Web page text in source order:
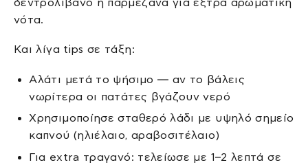
δεντρολίβανο ή παρμεζάνα για έξτρα αρωματική
νότα.
Και λίγα tips σε τάξη:
Αλάτι μετά το ψήσιμο — αν το βάλεις
νωρίτερα οι πατάτες βγάζουν νερό
Χρησιμοποίησε σταθερό λάδι με υψηλό σημείο
καπνού (ηλιέλαιο, αραβοσιτέλαιο)
Για extra τραγανό: τελείωσε με 1–2 λεπτά σε